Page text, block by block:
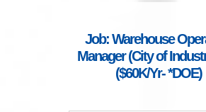
Job: Warehouse
Manager (City of
($60K/Yr- *DOE)